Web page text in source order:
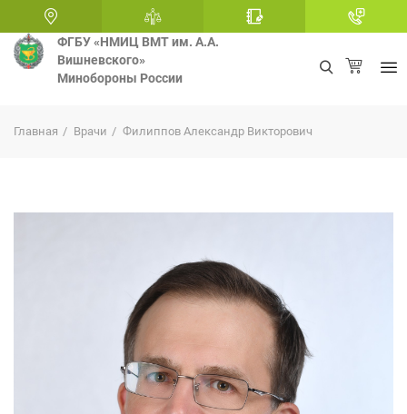
ФГБУ «НМИЦ ВМТ им. А.А.
Вишневского»
Минобороны России
Главная Врачи Филиппов Александр Викторович